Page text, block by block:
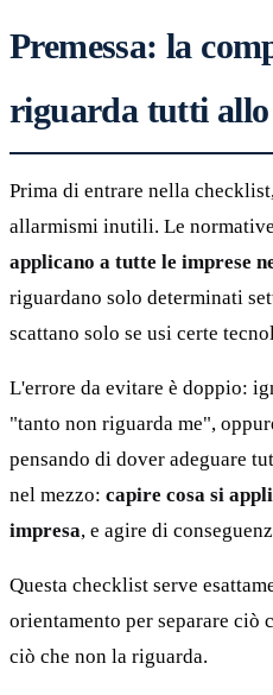
Premessa: la
riguarda tutti allo
Prima di entrare nella
allarmismi inutili. Le
applicano a tutte le imprese
riguardano solo determinati
scattano solo se usi certe
L'errore da evitare è doppio:
"tanto non riguarda me",
pensando di dover adeguare
nel mezzo: capire cosa si
impresa, e agire di
Questa checklist serve
orientamento per separare ciò
ciò che non la riguarda.